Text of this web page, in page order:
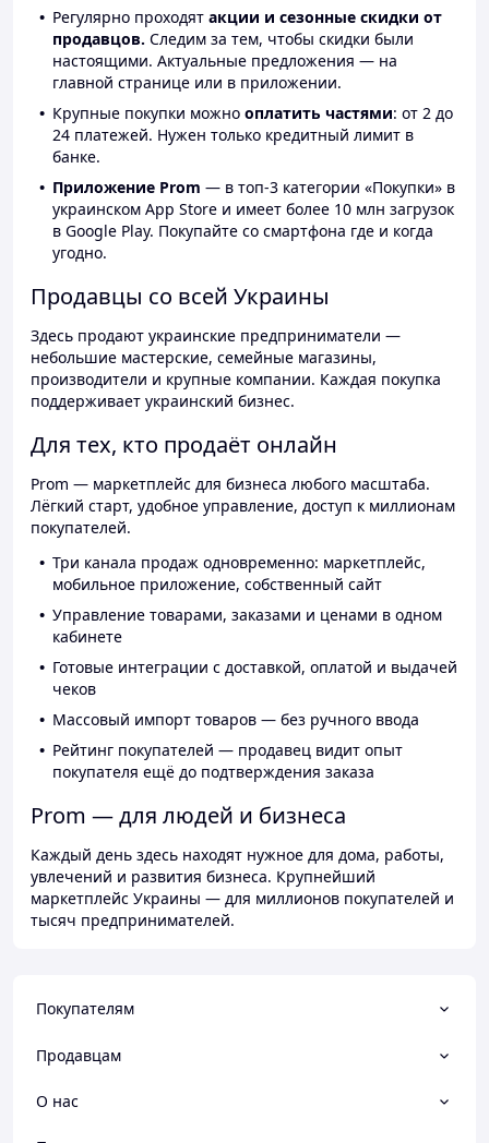
Регулярно проходят акции и сезонные скидки от
продавцов. Следим за тем, чтобы скидки были
настоящими. Актуальные предложения — на
главной странице или в приложении.
Крупные покупки можно оплатить частями: от 2 до
24 платежей. Нужен только кредитный лимит в
банке.
Приложение Prom — в топ-3 категории «Покупки» в
украинском App Store и имеет более 10 млн загрузок
в Google Play. Покупайте со смартфона где и когда
угодно.
Продавцы со всей Украины
Здесь продают украинские предприниматели —
небольшие мастерские, семейные магазины,
производители и крупные компании. Каждая покупка
поддерживает украинский бизнес.
Для тех, кто продаёт онлайн
Prom — маркетплейс для бизнеса любого масштаба.
Лёгкий старт, удобное управление, доступ к миллионам
покупателей.
Три канала продаж одновременно: маркетплейс,
мобильное приложение, собственный сайт
Управление товарами, заказами и ценами в одном
кабинете
Готовые интеграции с доставкой, оплатой и выдачей
чеков
Массовый импорт товаров — без ручного ввода
Рейтинг покупателей — продавец видит опыт
покупателя ещё до подтверждения заказа
Prom — для людей и бизнеса
Каждый день здесь находят нужное для дома, работы,
увлечений и развития бизнеса. Крупнейший
маркетплейс Украины — для миллионов покупателей и
тысяч предпринимателей.
Покупателям
Продавцам
О нас